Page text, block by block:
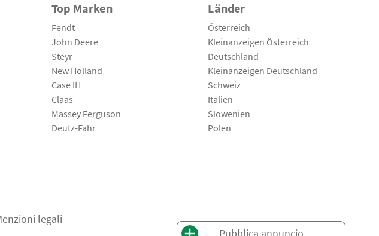
Top Marken
Fendt
John Deere
Steyr
New Holland
Case IH
Claas
Massey Ferguson
Deutz-Fahr
Länder
Österreich
Kleinanzeigen Österreich
Deutschland
Kleinanzeigen Deutschland
Schweiz
Italien
Slowenien
Polen
legali